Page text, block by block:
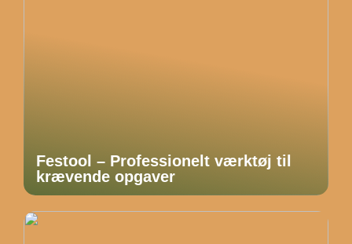
Festool – Professionelt værktøj til
krævende opgaver